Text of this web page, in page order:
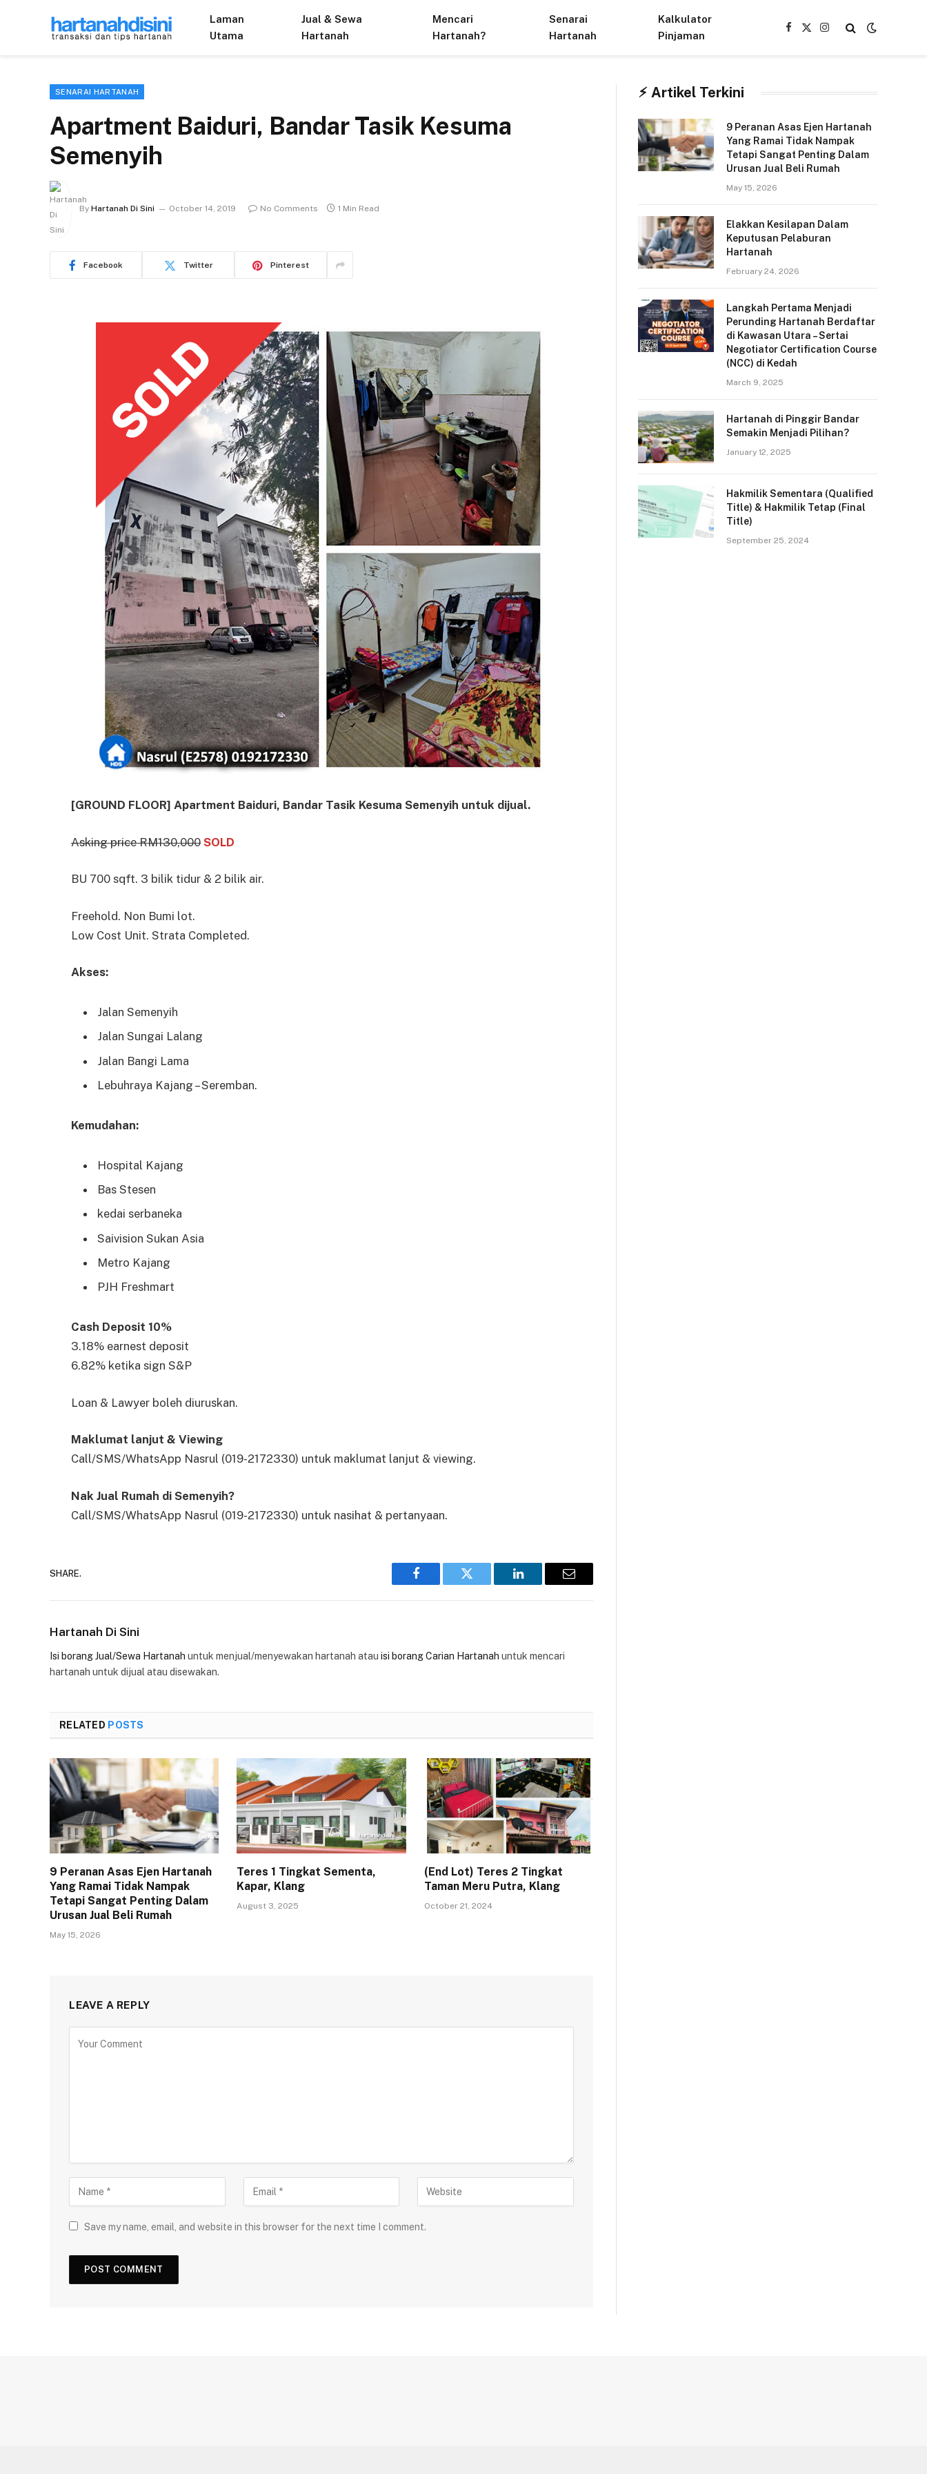
Laman
Utama
Jual & Sewa
Hartanah
Mencari
Hartanah?
Senarai
Hartanah
Kalkulator
Pinjaman
Facebook
X
Instagram
SENARAI HARTANAH
Apartment Baiduri, Bandar Tasik Kesuma
Semenyih
By Hartanah Di Sini October 14, 2019 No Comments 1 Min Read
Facebook Twitter Pinterest
[GROUND FLOOR] Apartment Baiduri, Bandar Tasik Kesuma Semenyih untuk dijual.
Asking price RM130,000 SOLD
BU 700 sqft. 3 bilik tidur & 2 bilik air.
Freehold. Non Bumi lot.
Low Cost Unit. Strata Completed.
Akses:
Jalan Semenyih
Jalan Sungai Lalang
Jalan Bangi Lama
Lebuhraya Kajang – Seremban.
Kemudahan:
Hospital Kajang
Bas Stesen
kedai serbaneka
Saivision Sukan Asia
Metro Kajang
PJH Freshmart
Cash Deposit 10%
3.18% earnest deposit
6.82% ketika sign S&P
Loan & Lawyer boleh diuruskan.
Maklumat lanjut & Viewing
Call/SMS/WhatsApp Nasrul (019-2172330) untuk maklumat lanjut & viewing.
Nak Jual Rumah di Semenyih?
Call/SMS/WhatsApp Nasrul (019-2172330) untuk nasihat & pertanyaan.
SHARE.
Facebook Twitter LinkedIn Email
Hartanah Di Sini
Isi borang Jual/Sewa Hartanah untuk menjual/menyewakan hartanah atau isi borang Carian Hartanah untuk mencari
hartanah untuk dijual atau disewakan.
RELATED POSTS
9 Peranan Asas Ejen Hartanah
Yang Ramai Tidak Nampak
Tetapi Sangat Penting Dalam
Urusan Jual Beli Rumah
May 15, 2026
Teres 1 Tingkat Sementa,
Kapar, Klang
August 3, 2025
(End Lot) Teres 2 Tingkat
Taman Meru Putra, Klang
October 21, 2024
LEAVE A REPLY
Save my name, email, and website in this browser for the next time I comment.
⚡︎ Artikel Terkini
9 Peranan Asas Ejen Hartanah
Yang Ramai Tidak Nampak
Tetapi Sangat Penting Dalam
Urusan Jual Beli Rumah
May 15, 2026
Elakkan Kesilapan Dalam
Keputusan Pelaburan
Hartanah
February 24, 2026
Langkah Pertama Menjadi
Perunding Hartanah Berdaftar
di Kawasan Utara – Sertai
Negotiator Certification Course
(NCC) di Kedah
March 9, 2025
Hartanah di Pinggir Bandar
Semakin Menjadi Pilihan?
January 12, 2025
Hakmilik Sementara (Qualified
Title) & Hakmilik Tetap (Final
Title)
September 25, 2024